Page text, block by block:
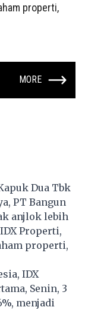
properti,
MORE
Dua Tbk
PT Bangun
anjlok lebih
Properti,
properti,
IDX
Senin, 3
menjadi